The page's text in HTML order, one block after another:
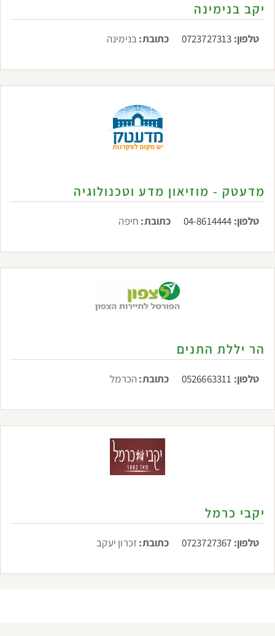
יקב בנימינה
טלפון: 0723727313 כתובת:בנימינה
מדעטק - מוזיאון מדע וטכנולוגיה
טלפון: 04-8614444 כתובת: חיפה
הר יללת התנים
טלפון: 0526663311 כתובת:הכרמל
יקבי כרמל
טלפון: 0723727367 כתובת: זכרון יעקב